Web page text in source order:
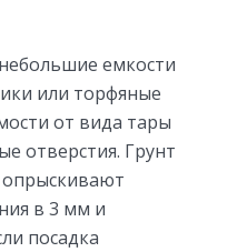
емкости
или торфяные
от вида тары
отверстия. Грунт
опрыскивают
в 3 мм и
посадка